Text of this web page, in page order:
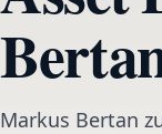
Markus Bertan